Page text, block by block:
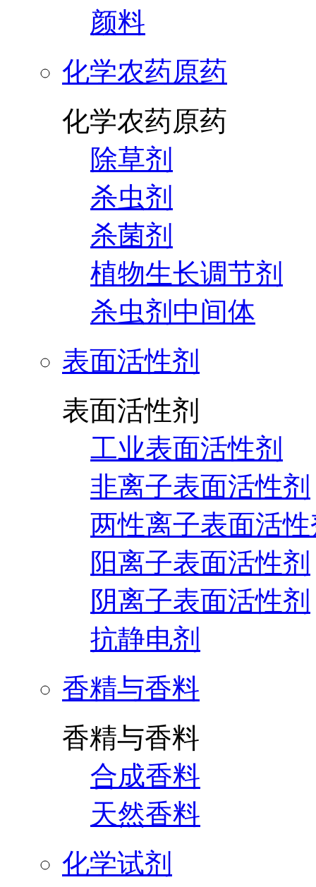
颜料
化学农药原药
化学农药原药
除草剂
杀虫剂
杀菌剂
植物生长调节剂
杀虫剂中间体
表面活性剂
表面活性剂
工业表面活性剂
非离子表面活性剂
两性离子表面活
阳离子表面活性剂
阴离子表面活性剂
抗静电剂
香精与香料
香精与香料
合成香料
天然香料
化学试剂